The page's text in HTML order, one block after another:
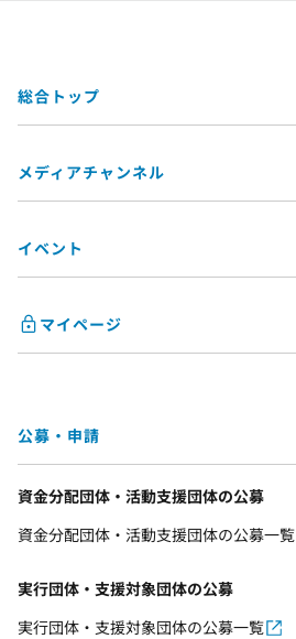
総合トップ
メディアチャンネル
イベント
マイページ
公募・申請
資金分配団体・活動支援団体の公募
資金分配団体・活動支援団体の公募一覧
実行団体・支援対象団体の公募
実行団体・支援対象団体の公募一覧